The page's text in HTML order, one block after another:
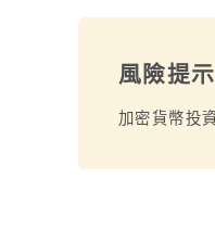
風險提示
加密貨幣投